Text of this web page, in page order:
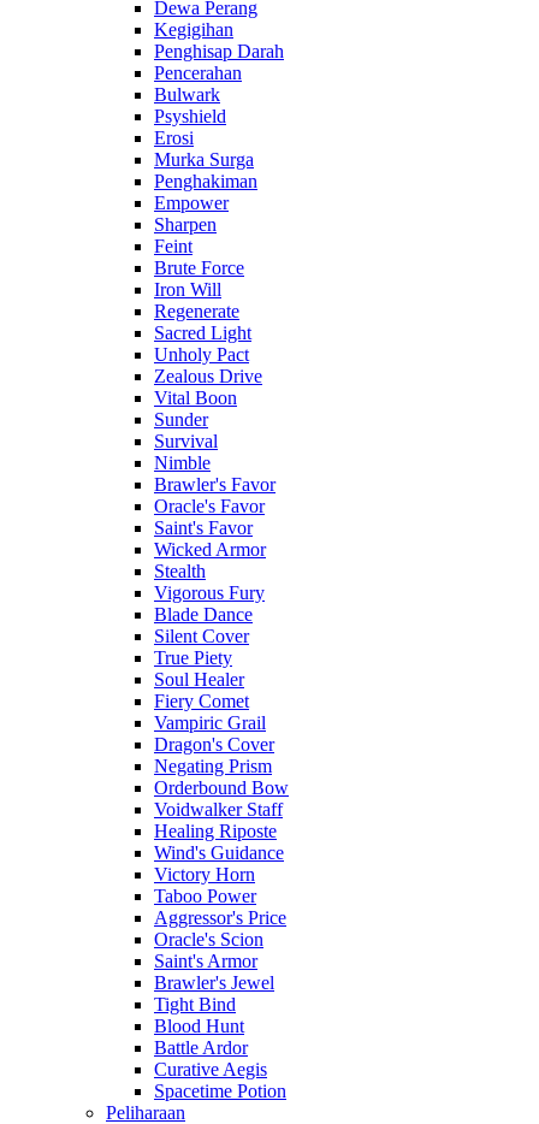
Dewa Perang
Kegigihan
Penghisap Darah
Pencerahan
Bulwark
Psyshield
Erosi
Murka Surga
Penghakiman
Empower
Sharpen
Feint
Brute Force
Iron Will
Regenerate
Sacred Light
Unholy Pact
Zealous Drive
Vital Boon
Sunder
Survival
Nimble
Brawler's Favor
Oracle's Favor
Saint's Favor
Wicked Armor
Stealth
Vigorous Fury
Blade Dance
Silent Cover
True Piety
Soul Healer
Fiery Comet
Vampiric Grail
Dragon's Cover
Negating Prism
Orderbound Bow
Voidwalker Staff
Healing Riposte
Wind's Guidance
Victory Horn
Taboo Power
Aggressor's Price
Oracle's Scion
Saint's Armor
Brawler's Jewel
Tight Bind
Blood Hunt
Battle Ardor
Curative Aegis
Spacetime Potion
Peliharaan